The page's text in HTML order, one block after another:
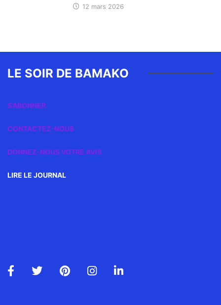
12 mars 2026
LE SOIR DE BAMAKO
S’ABONNER
CONTACTEZ-NOUS
DONNEZ-NOUS VOTRE AVIS
LIRE LE JOURNAL